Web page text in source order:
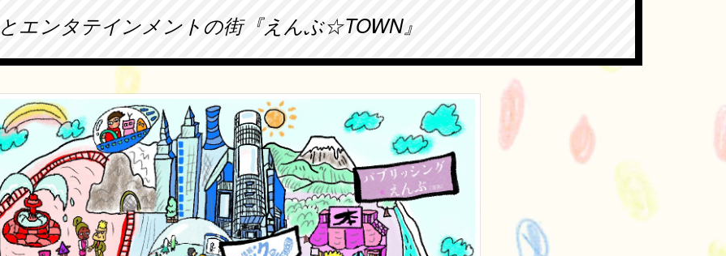
エンタテインメントの街『えんぶ☆TOWN』